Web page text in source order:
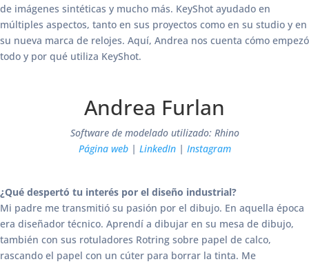
de imágenes sintéticas y mucho más. KeyShot ayudado en
múltiples aspectos, tanto en sus proyectos como en su studio y en
su nueva marca de relojes. Aquí, Andrea nos cuenta cómo empezó
todo y por qué utiliza KeyShot.
Andrea Furlan
Software de modelado utilizado: Rhino
Página web| LinkedIn| Instagram
¿Qué despertó tu interés por el diseño industrial?
Mi padre me transmitió su pasión por el dibujo. En aquella época
era diseñador técnico. Aprendí a dibujar en su mesa de dibujo,
también con sus rotuladores Rotring sobre papel de calco,
rascando el papel con un cúter para borrar la tinta. Me